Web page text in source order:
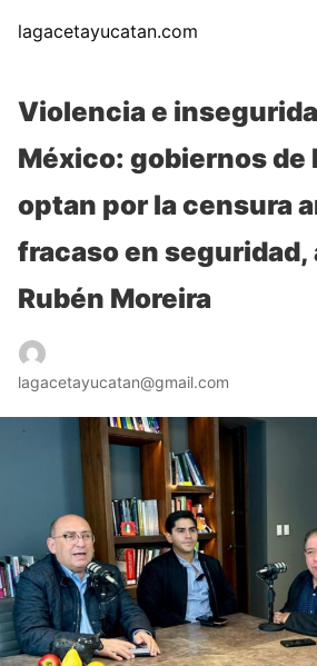
lagacetayucatan.com
Violencia e
México: gobiernos de
optan por la censura
fracaso en seguridad,
Rubén Moreira
lagacetayucatan@gmail.com